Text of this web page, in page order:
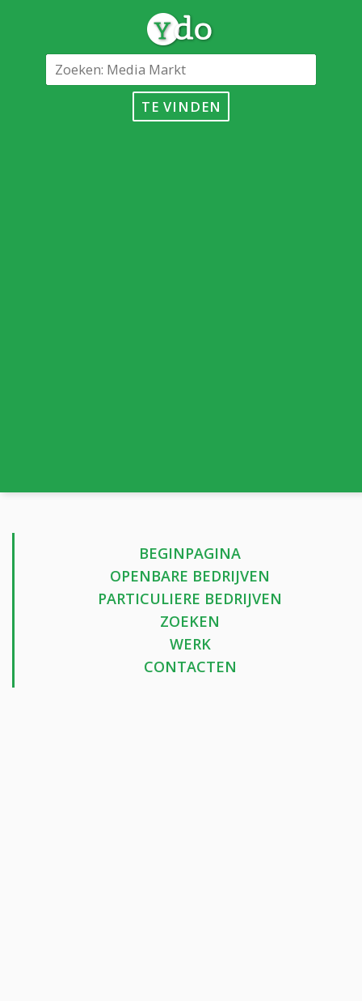
TE VINDEN
BEGINPAGINA
OPENBARE BEDRIJVEN
PARTICULIERE BEDRIJVEN
ZOEKEN
WERK
CONTACTEN